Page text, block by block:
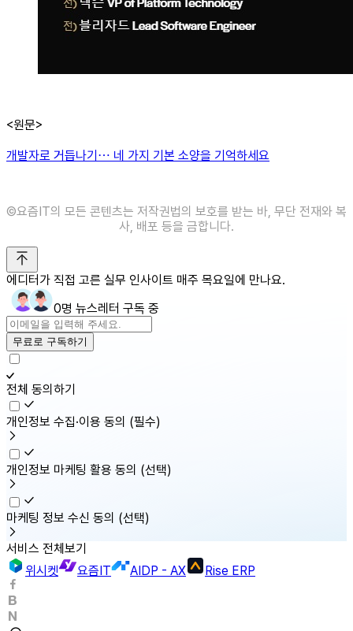
<원문>
개발자로 거듭나기⋯ 네 가지 기본 소양을 기억하세요
©️요즘IT의 모든 콘텐츠는 저작권법의 보호를 받는 바, 무단 전재와 복
사, 배포 등을 금합니다.
에디터가 직접 고른 실무 인사이트 매주 목요일에 만나요.
0명 뉴스레터 구독 중
무료로 구독하기
전체 동의하기
개인정보 수집·이용 동의 (필수)
개인정보 마케팅 활용 동의 (선택)
마케팅 정보 수신 동의 (선택)
서비스 전체보기
위시켓
요즘IT AIDP - AX Rise ERP